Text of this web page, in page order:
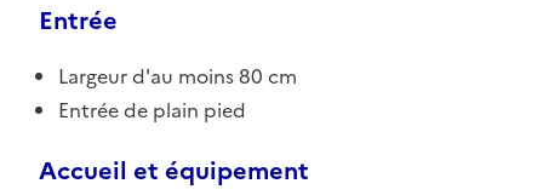
Entrée
Largeur d'au moins 80 cm
Entrée de plain pied
Accueil et équipement